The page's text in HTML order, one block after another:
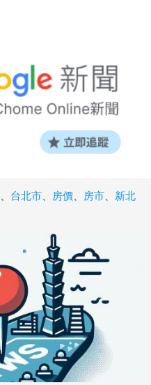
台北市 房價 房市
新北